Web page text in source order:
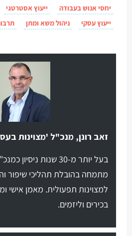
יחסי אנוש בעבודה
ייעוץ אסטרטגי
ייעוץ עסקי
ניהול משא ומתן
זאב רונן, מנכ"ל 'מצוינות
בעל יותר מ-30 שנות
מתמחה בהובלת תהליכי שיפור
למצוינות תפעולית. מאמן אישי
בכירים וליזמים.